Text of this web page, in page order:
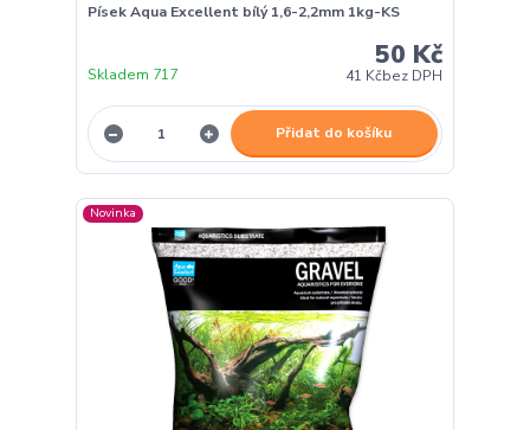
Písek Aqua Excellent bílý 1,6-2,2mm 1kg-KS
50 Kč
41 Kčbez DPH
Skladem 717
Přidat do košíku
Novinka